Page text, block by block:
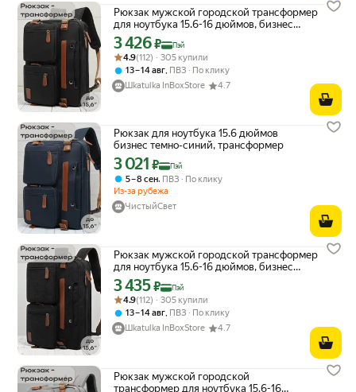
Рюкзак мужской городской трансформер
для ноутбука 15.6-16 дюймов, бизнес
сумка-портфель, черный
Цена с картой Яндекс Пэй 3426 ₽ вместо
3 426₽ Пэй
Рейтинг товара: 4.9 из 5
Оценок: (112) · 305 купили
4.9(112) · 305 купили
13 – 14 авг ПВЗ
По клику
Шkatulka InBoxStore
4.7
Рюкзак для ноутбука 15.6 дюймов
бизнес темно-синий, трансформер
Цена с картой Яндекс Пэй 3021 ₽ вместо
3 021 ₽ Пэй
5 – 8 сен, ПВЗ
По клику
Из-за рубежа
ЧистыйСвет
Рюкзак мужской городской трансформер
для ноутбука 15.6-16 дюймов, бизнес
сумка-портфель, черно-серый
Цена с картой Яндекс Пэй 3435 ₽ вместо
3 435₽ Пэй
Рейтинг товара: 4.9 из 5
Оценок: (112) · 305 купили
4.9(112) · 305 купили
13 – 14 авг, ПВЗ
По клику
Шkatulka InBoxStore
4.7
Рюкзак мужской городской
трансформер для ноутбука 15.6-16